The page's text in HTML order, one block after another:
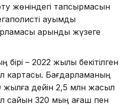
жөніндегі тапсырмасын
ауқымды
қарқынды жүзеге
бірі – 2022 жылы бекітілген
картасы. Бағдарламаның
жылға дейін 2,5 млн жасыл
сайын 320 мың ағаш пен